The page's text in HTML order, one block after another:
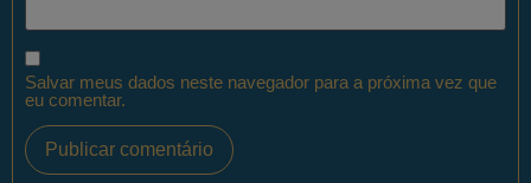
Salvar meus dados neste navegador para a próxima vez que
eu comentar.